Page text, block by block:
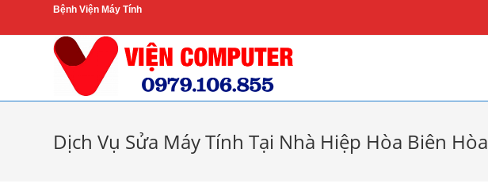
Bệnh Viện Máy Tính
Dịch Vụ Sửa Máy Tính Tại Nhà Hiệp Hòa Biên Hòa